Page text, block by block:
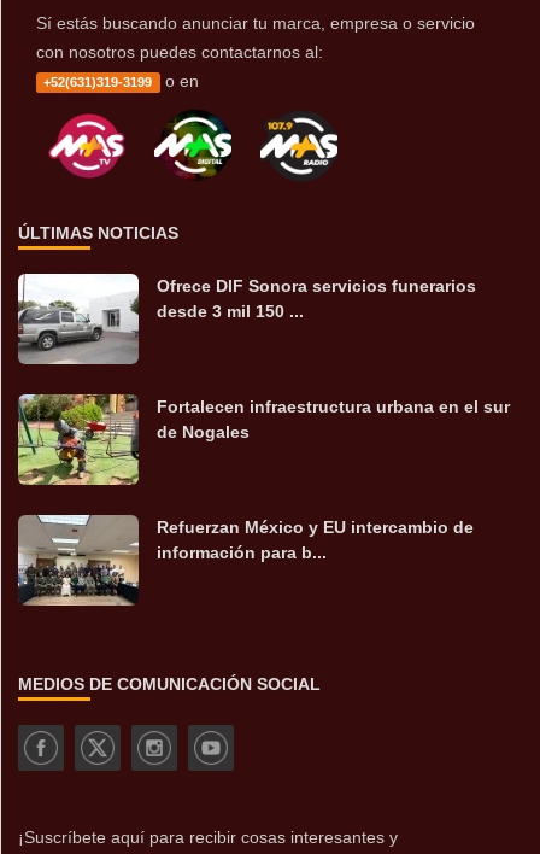
Sí estás buscando anunciar tu marca, empresa o servicio
con nosotros puedes contactarnos al:
+52(631)319-3199 o en
ÚLTIMAS NOTICIAS
Ofrece DIF Sonora servicios funerarios
desde 3 mil 150 ...
Fortalecen infraestructura urbana en el sur
de Nogales
Refuerzan México y EU intercambio de
información para b...
MEDIOS DE COMUNICACIÓN SOCIAL
¡Suscríbete aquí para recibir cosas interesantes y